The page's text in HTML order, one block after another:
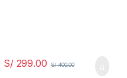
S/299.00 S/400.00